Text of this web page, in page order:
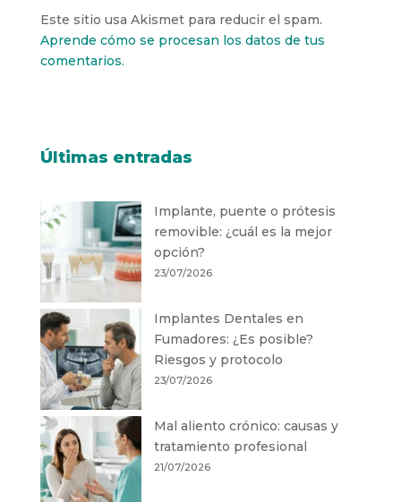
Este sitio usa Akismet para reducir el spam.
Aprende cómo se procesan los datos de tus
comentarios.
Últimas entradas
Implante, puente o prótesis
removible: ¿cuál es la mejor
opción?
23/07/2026
Implantes Dentales en
Fumadores: ¿Es posible?
Riesgos y protocolo
23/07/2026
Mal aliento crónico: causas y
tratamiento profesional
21/07/2026